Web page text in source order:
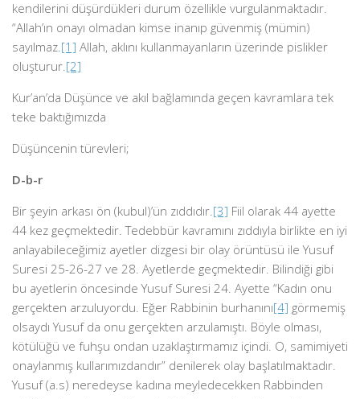
kendilerini düşürdükleri durum özellikle vurgulanmaktadır.
“Allah’ın onayı olmadan kimse inanıp güvenmiş (mümin)
sayılmaz.[1] Allah, aklını kullanmayanların üzerinde pislikler
oluşturur.[2]
Kur’an’da Düşünce ve akıl bağlamında geçen kavramlara tek
teke baktığımızda
Düşüncenin türevleri;
D-b-r
Bir şeyin arkası ön (kubul)’ün zıddıdır.[3] Fiil olarak 44 ayette
44 kez geçmektedir. Tedebbür kavramını zıddıyla birlikte en iyi
anlayabileceğimiz ayetler dizgesi bir olay örüntüsü ile Yusuf
Suresi 25-26-27 ve 28. Ayetlerde geçmektedir. Bilindiği gibi
bu ayetlerin öncesinde Yusuf Suresi 24. Ayette “Kadın onu
gerçekten arzuluyordu. Eğer Rabbinin burhanını[4] görmemiş
olsaydı Yusuf da onu gerçekten arzulamıştı. Böyle olması,
kötülüğü ve fuhşu ondan uzaklaştırmamız içindi. O, samimiyeti
onaylanmış kullarımızdandır” denilerek olay başlatılmaktadır.
Yusuf (a.s) neredeyse kadına meyledecekken Rabbinden